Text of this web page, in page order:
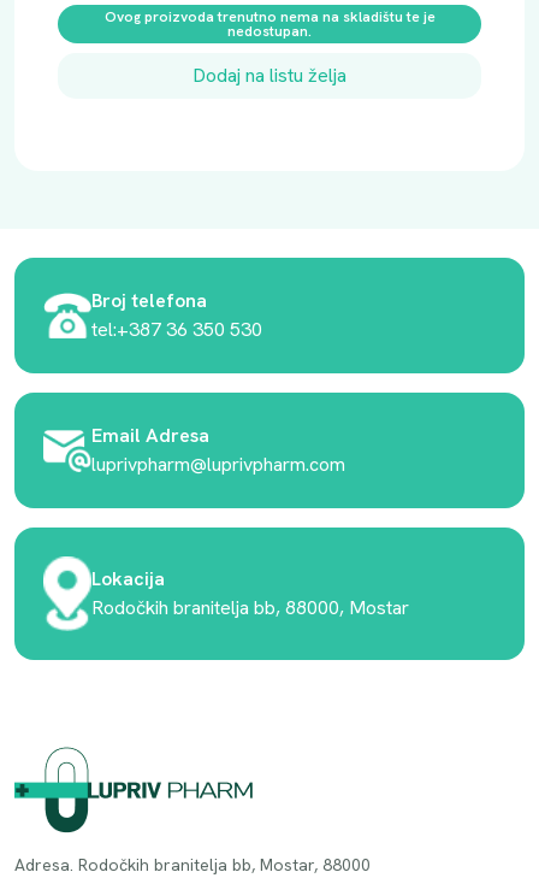
Ovog proizvoda trenutno nema na skladištu te je
nedostupan.
Dodaj na listu želja
Broj telefona
tel:+387 36 350 530
Email Adresa
luprivpharm@luprivpharm.com
Lokacija
Rodočkih branitelja bb, 88000, Mostar
Adresa. Rodočkih branitelja bb, Mostar, 88000